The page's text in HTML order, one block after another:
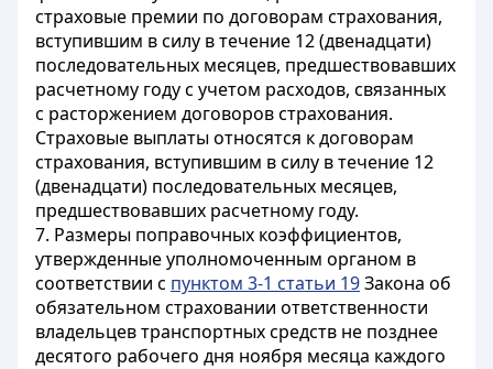
страховые премии по договорам страхования,
вступившим в силу в течение 12 (двенадцати)
последовательных месяцев, предшествовавших
расчетному году с учетом расходов, связанных
с расторжением договоров страхования.
Страховые выплаты относятся к договорам
страхования, вступившим в силу в течение 12
(двенадцати) последовательных месяцев,
предшествовавших расчетному году.
7. Размеры поправочных коэффициентов,
утвержденные уполномоченным органом в
соответствии с пунктом 3-1 статьи 19Закона об
обязательном страховании ответственности
владельцев транспортных средств не позднее
десятого рабочего дня ноября месяца каждого